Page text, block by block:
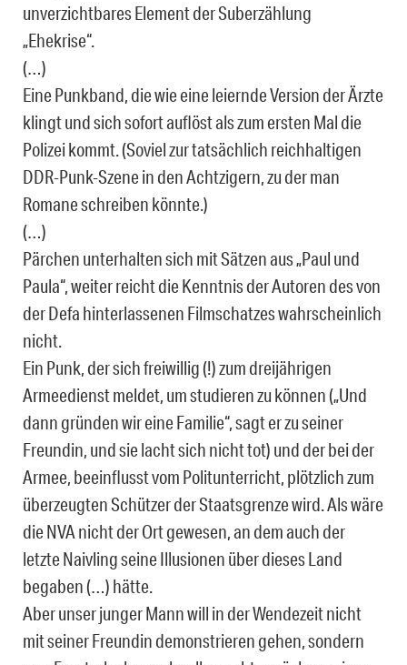
unverzichtbares Element der Suberzählung
„Ehekrise“.
(…)
Eine Punkband, die wie eine leiernde Version der Ärzte
klingt und sich sofort auflöst als zum ersten Mal die
Polizei kommt. (Soviel zur tatsächlich reichhaltigen
DDR-Punk-Szene in den Achtzigern, zu der man
Romane schreiben könnte.)
(…)
Pärchen unterhalten sich mit Sätzen aus „Paul und
Paula“, weiter reicht die Kenntnis der Autoren des von
der Defa hinterlassenen Filmschatzes wahrscheinlich
nicht.
Ein Punk, der sich freiwillig (!) zum dreijährigen
Armeedienst meldet, um studieren zu können („Und
dann gründen wir eine Familie“, sagt er zu seiner
Freundin, und sie lacht sich nicht tot) und der bei der
Armee, beeinflusst vom Politunterricht, plötzlich zum
überzeugten Schützer der Staatsgrenze wird. Als wäre
die NVA nicht der Ort gewesen, an dem auch der
letzte Naivling seine Illusionen über dieses Land
begaben (…) hätte.
Aber unser junger Mann will in der Wendezeit nicht
mit seiner Freundin demonstrieren gehen, sondern